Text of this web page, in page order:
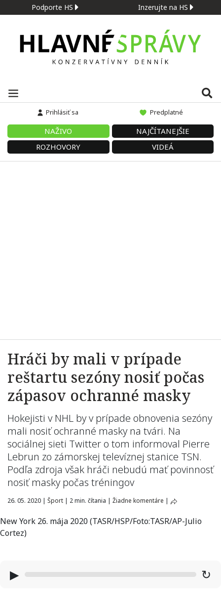
Podporte HS Inzerujte na HS
Prihlásiť sa Predplatné
NAŽIVO
NAJČÍTANEJŠIE
ROZHOVORY
VIDEÁ
Hráči by mali v prípade
reštartu sezóny nosiť počas
zápasov ochranné masky
Hokejisti v NHL by v prípade obnovenia sezóny
mali nosiť ochranné masky na tvári. Na
sociálnej sieti Twitter o tom informoval Pierre
Lebrun zo zámorskej televíznej stanice TSN.
Podľa zdroja však hráči nebudú mať povinnosť
nosiť masky počas tréningov
26. 05. 2020 | Šport | 2 min. čítania | Žiadne komentáre |
New York 26. mája 2020 (TASR/HSP/Foto:TASR/AP-Julio
Cortez)
▶ ↻